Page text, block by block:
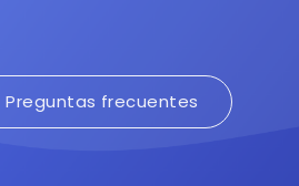
Preguntas frecuentes